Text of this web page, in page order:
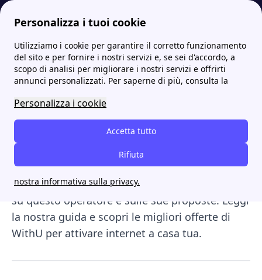
Personalizza i tuoi cookie
Utilizziamo i cookie per garantire il corretto funzionamento
del sito e per fornire i nostri servizi e, se sei d'accordo, a
scopo di analisi per migliorare i nostri servizi e offrirti
annunci personalizzati. Per saperne di più, consulta la
Personalizza i cookie
Accetta tutto
Rifiuta
nostra informativa sulla privacy.
Internet Casa Le migliori offerte internet casa 2023 degli operatori telefonici WithU offerte internet casa WiFi: scopri le migliori promozioni
WithU offerte internet
casa WiFi: scopri le migliori
promozioni
offerte internet casa di WithU
vantaggiose ed economiche, ti consigliamo la
lettura di questo articolo per conoscere di più
su questo operatore e sulle sue proposte. Leggi
la nostra guida e scopri le migliori offerte di
WithU per attivare internet a casa tua.